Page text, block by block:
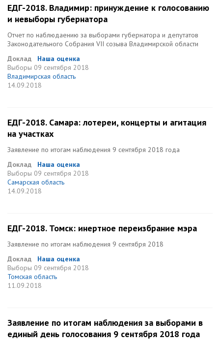
ЕДГ-2018. Владимир: принуждение к голосованию
и невыборы губернатора
Отчет по наблюдаению за выборами губернатора и депутатов
Законодательного Собрания VII созыва Владимирской области
Доклад
Наша оценка
Выборы 09 сентября 2018
Владимирская область
14.09.2018
ЕДГ-2018. Самара: лотереи, концерты и агитация
на участках
Заявление по итогам наблюдения 9 сентября 2018 года
Доклад
Наша оценка
Выборы 09 сентября 2018
Самарская область
14.09.2018
ЕДГ-2018. Томск: инертное переизбрание мэра
Заявление по итогам наблюдения 9 сентября 2018
Доклад
Наша оценка
Выборы 09 сентября 2018
Томская область
11.09.2018
Заявление по итогам наблюдения за выборами в
единый день голосования 9 сентября 2018 года